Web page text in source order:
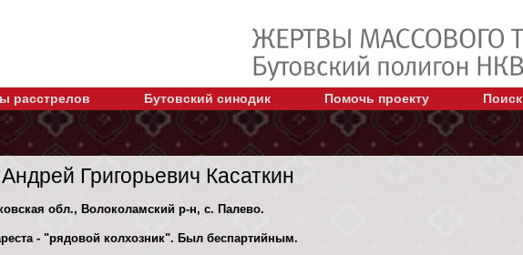
расстрелов Бутовский синодик Помочь проекту Поиск
Андрей Григорьевич Касаткин
обл., Волоколамский р-н, с. Палево.
- "рядовой колхозник". Был беспартийным.